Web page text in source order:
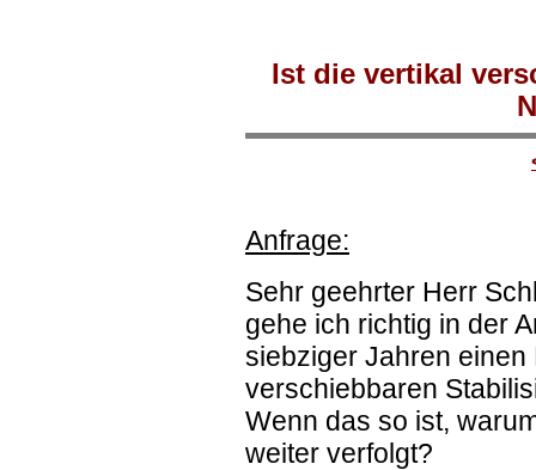
Ist die vertikal
Anfrage:
Sehr geehrter Herr
gehe ich richtig in der
siebziger Jahren
verschiebbaren
Wenn das so ist,
weiter verfolgt?